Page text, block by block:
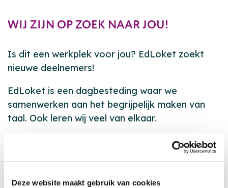
Deze website maakt gebruik van cookies
WIJ ZIJN OP ZOEK NAAR JOU!
Is dit een werkplek voor jou? EdLoket zoekt
nieuwe deelnemers!
EdLoket is een dagbesteding waar we
samenwerken aan het begrijpelijk maken van
taal. Ook leren wij veel van elkaar.
Wij geven Eemhart en andere organisaties tips
Elke woensdag werken we op
locatie